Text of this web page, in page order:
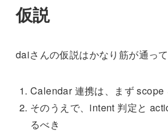
仮説
daiさんの仮説はかなり筋が通って
Calendar 連携は、まず scope
そのうえで、intent 判定と
るべき